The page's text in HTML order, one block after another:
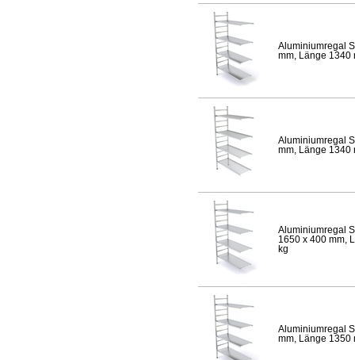
Aluminiumregal
mm, Länge 1340
Aluminiumregal
mm, Länge 1340
Aluminiumregal
1650 x 400 mm,
kg
Aluminiumregal
mm, Länge 1350